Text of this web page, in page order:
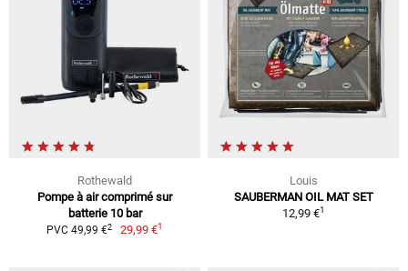
Rothewald
Pompe à air comprimé sur
batterie 10 bar
PVC 49,99 €2 29,99 €1
Louis
SAUBERMAN OIL MAT SET
12,99 €1